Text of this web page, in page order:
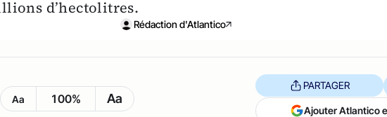
d’hectolitres.
Rédaction d'Atlantico
Aa 100% Aa
PARTAGER
Ajouter Atlantico